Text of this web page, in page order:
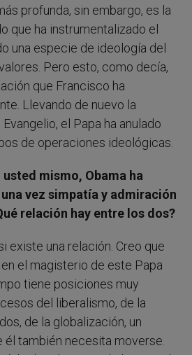
profunda, sin embargo, es la
que ha instrumentalizado el
una especie de ideología del
Pero esto, como decía,
que Francisco ha
Llevando de nuevo la
el Papa ha anulado
de operaciones ideológicas.
mismo, Obama ha
vez simpatía y admiración
relación hay entre los dos?
existe una relación. Creo que
el magisterio de este Papa
tiene posiciones muy
del liberalismo, de la
de la globalización, un
él también necesita moverse.